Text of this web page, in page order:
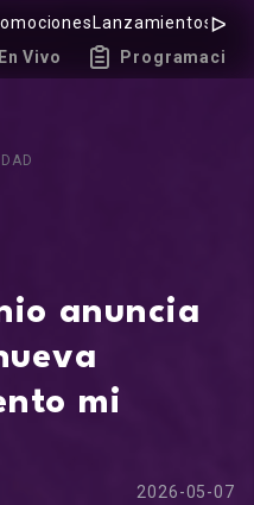
LanzamientosHot
En Vivo Programación
anuncia
mi
2026-05-07